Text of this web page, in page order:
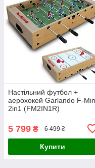
Настільний футбол +
аерохокей Garlando F-
2in1 (FM2IN1R)
5 799 ₴ 6 499 ₴
Купити